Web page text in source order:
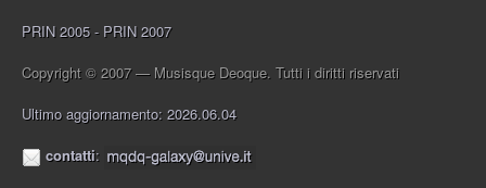
PRIN 2005 - PRIN 2007
Copyright © 2007 — Musisque Deoque. Tutti i diritti riservati
Ultimo aggiornamento: 2026.06.04
contatti: